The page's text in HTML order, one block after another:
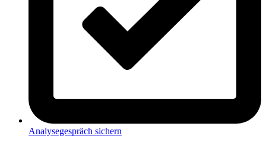
Analysegespräch sichern